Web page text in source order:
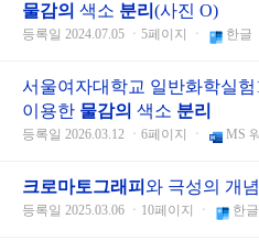
물감의 색소 분리 (사진 O)
등록일 2024.07.05 ㆍ5페이지 ㆍ 한글
서울여자대학교 일반화학실험
이용한 물감의 색소 분리
등록일 2026.03.12 ㆍ6페이지 ㆍ MS
크로마토그래피 와 극성의 개
등록일 2025.03.06 ㆍ10페이지 ㆍ 한글